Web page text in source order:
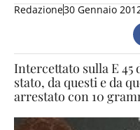
Redazione30 Gennaio
Intercettato sulla E
stato, da questi e da
arrestato con 10